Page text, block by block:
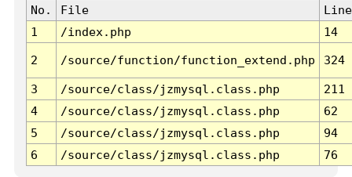
No. File
Line
1
/index.php 14
2 /source/function/function_extend.php 324
3 /source/class/jzmysql.class.php
211
4
/source/class/jzmysql.class.php
62
5
/source/class/jzmysql.class.php
94
6
/source/class/jzmysql.class.php 76